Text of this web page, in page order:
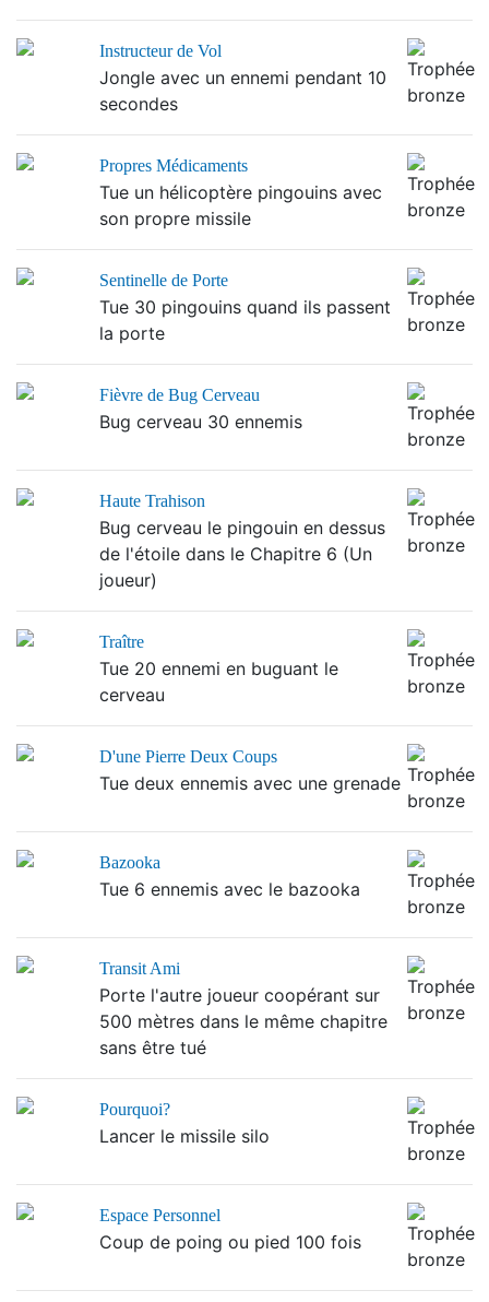
Instructeur de Vol
Jongle avec un ennemi pendant 10
secondes
Propres Médicaments
Tue un hélicoptère pingouins avec
son propre missile
Sentinelle de Porte
Tue 30 pingouins quand ils passent
la porte
Fièvre de Bug Cerveau
Bug cerveau 30 ennemis
Haute Trahison
Bug cerveau le pingouin en dessus
de l'étoile dans le Chapitre 6 (Un
joueur)
Traître
Tue 20 ennemi en buguant le
cerveau
D'une Pierre Deux Coups
Tue deux ennemis avec une grenade
Bazooka
Tue 6 ennemis avec le bazooka
Transit Ami
Porte l'autre joueur coopérant sur
500 mètres dans le même chapitre
sans être tué
Pourquoi?
Lancer le missile silo
Espace Personnel
Coup de poing ou pied 100 fois